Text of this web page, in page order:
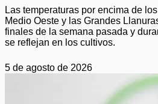
Las temperaturas por encima de
Medio Oeste y las Grandes
finales de la semana pasada y
se reflejan en los cultivos.
5 de agosto de 2026